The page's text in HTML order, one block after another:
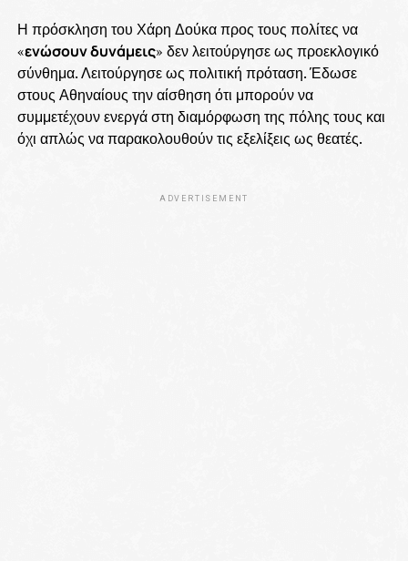
Η πρόσκληση του Χάρη Δούκα προς τους πολίτες να
«ενώσουν δυνάμεις» δεν λειτούργησε ως προεκλογικό
σύνθημα. Λειτούργησε ως πολιτική πρόταση. Έδωσε
στους Αθηναίους την αίσθηση ότι μπορούν να
συμμετέχουν ενεργά στη διαμόρφωση της πόλης τους και
όχι απλώς να παρακολουθούν τις εξελίξεις ως θεατές.
ADVERTISEMENT